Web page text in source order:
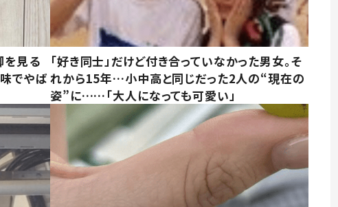
を見る
でやば
「好き同士」だけど付き合っていなかった男女。そ
れから15年…小中高と同じだった2人の“現在の
姿”に……「大人になっても可愛い」